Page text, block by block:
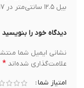
دیدگاه خود را بنویسید
نشانی ایمیل شما منتشر
علامت‌گذاری شده‌اند*
امتیاز شما